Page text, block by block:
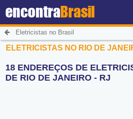
encontraBrasil
Eletricistas no Brasil
ELETRICISTAS NO RIO DE
18 ENDEREÇOS DE
DE RIO DE JANEIRO - RJ